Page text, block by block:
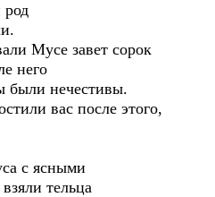
род
Мусе завет сорок
него
были нечестивы.
вас после этого,
с ясными
тельца